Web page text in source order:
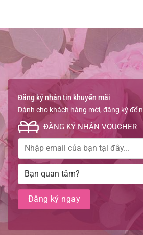
Đăng ký nhận tin khuyến mãi
Dành cho khách hàng mới, đăng ký để
ĐĂNG KÝ NHẬN VOUCHER